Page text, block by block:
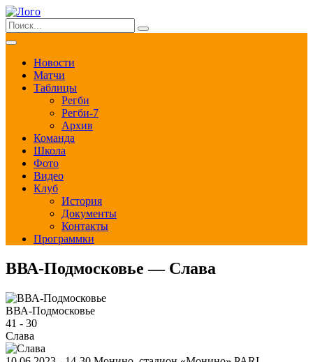
Новости
Матчи
Таблицы
Регби
Регби-7
Архив
Команда
Школа
Фото
Видео
Клуб
История
Документы
Контакты
Программки
ВВА-Подмосковье — Слава
ВВА-Подмосковье
41 - 30
Слава